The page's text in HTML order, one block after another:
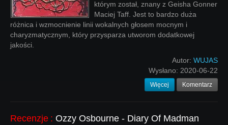
którym został, znany z Geisha Gonner
Maciej Taff. Jest to bardzo duża
różnica i wzmocnienie linii wokalnych głosem mocnym i
charyzmatycznym, który przysparza utworom dodatkowej
jakości.
Autor: WUJAS
Wysłano: 2020-06-22
Więcej Komentarz
Recenzje : Ozzy Osbourne - Diary Of Madman